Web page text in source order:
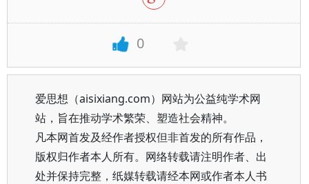
0
爱思想（aisixiang.com）网站为公益纯学术网
站，旨在推动学术繁荣、塑造社会精神。
凡本网首发及经作者授权但非首发的所有作品，
版权归作者本人所有。网络转载请注明作者、出
处并保持完整，纸媒转载请经本网或作者本人书